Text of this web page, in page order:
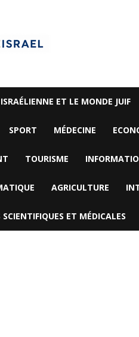
ET LE MONDE JUIF
SPORT MÉDECINE
TOURISME
AGRICULTURE
SCIENTIFIQUES ET MÉDICALES